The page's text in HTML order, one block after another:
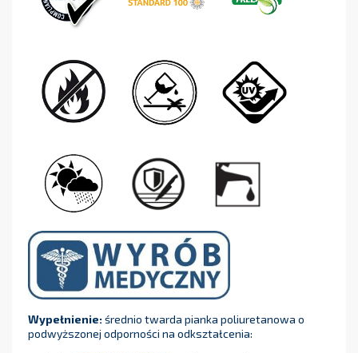
Wypełnienie:średnio twarda pianka poliuretanowa o
podwyższonej odporności na odkształcenia: